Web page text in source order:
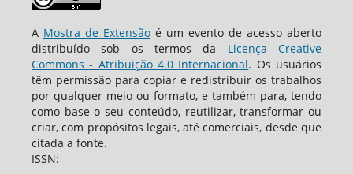
A Mostra de Extensão é um evento de acesso aberto
distribuído sob os termos da Licença Creative
Commons - Atribuição 4.0 Internacional. Os usuários
têm permissão para copiar e redistribuir os trabalhos
por qualquer meio ou formato, e também para, tendo
como base o seu conteúdo, reutilizar, transformar ou
criar, com propósitos legais, até comerciais, desde que
citada a fonte.
ISSN: